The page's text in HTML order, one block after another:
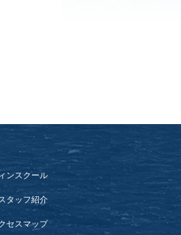
ンスクール
タッフ紹介
セスマップ